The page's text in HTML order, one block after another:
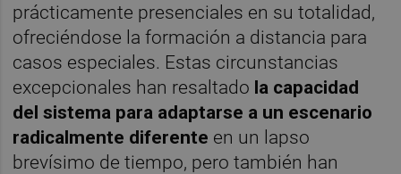
prácticamente presenciales en su totalidad,
ofreciéndose la formación a distancia para
casos especiales. Estas circunstancias
excepcionales han resaltado la capacidad
del sistema para adaptarse a un escenario
radicalmente diferente en un lapso
brevísimo de tiempo, pero también han